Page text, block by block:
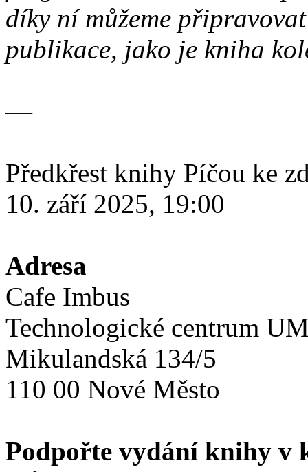
díky ní můžeme
publikace, jako je kniha
—
Předkřest knihy Píčou ke
10. září 2025, 19:00
Adresa
Cafe Imbus
Technologické centrum
Mikulandská 134/5
110 00 Nové Město
Podpořte vydání knihy v